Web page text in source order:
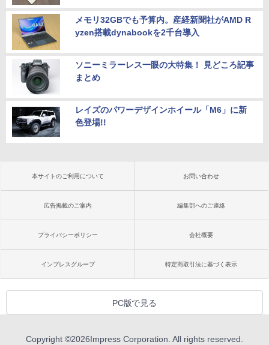
メモリ32GBでも予算内。産経新聞社がAMD R
yzen搭載dynabookを2千台導入
ソニーミラーレス一眼の大特集！ 見どころ記事
まとめ
レイズのパワーデザインホイール「M6」に新
色登場!!
本サイトのご利用について お問い合わせ
広告掲載のご案内 編集部へのご連絡
プライバシーポリシー 会社概要
インプレスグループ 特定商取引法に基づく表示
PC版で見る
Copyright ©2026Impress Corporation. All rights reserved.